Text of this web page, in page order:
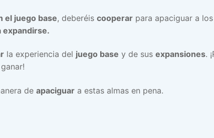
el juego base, deberéis cooperar para apaciguar a los
expandirse.
la experiencia del juego base y de sus expansiones.
de apaciguar a estas almas en pena.